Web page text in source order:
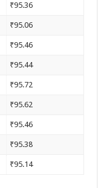
₹95.36
₹95.06
₹95.46
₹95.44
₹95.72
₹95.62
₹95.46
₹95.38
₹95.14